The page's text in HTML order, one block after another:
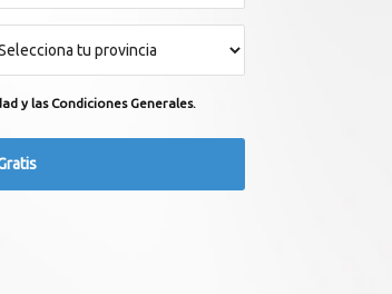
y las Condiciones Generales.